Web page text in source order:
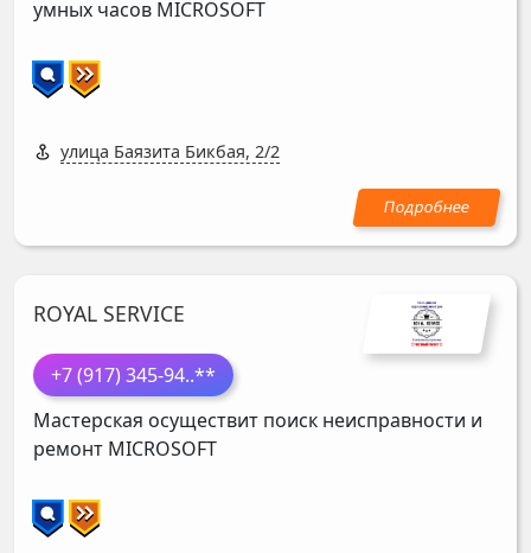
умных часов MICROSOFT
улица Баязита Бикбая, 2/2
ROYAL SERVICE
+7 (917) 345-94..**
Мастерская осуществит поиск неисправности и
ремонт MICROSOFT